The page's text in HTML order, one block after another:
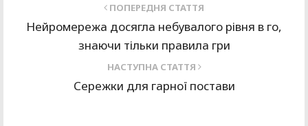
ПОПЕРЕДНЯ СТАТТЯ
Нейромережа досягла небувалого рівня в го,
знаючи тільки правила гри
НАСТУПНА СТАТТЯ
Сережки для гарної постави